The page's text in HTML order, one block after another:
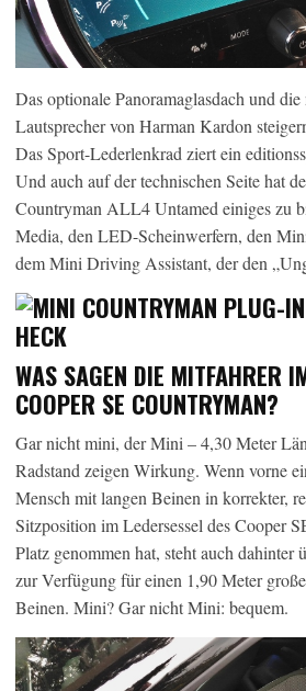
Das optionale Panoramaglasdach und
Lautsprecher von Harman Kardon
Das Sport-Lederlenkrad ziert ein
Und auch auf der technischen Seite hat
Countryman ALL4 Untamed einiges zu
Media, den LED-Scheinwerfern, den
dem Mini Driving Assistant, der den
WAS SAGEN DIE MITFAHRER
COOPER SE COUNTRYMAN?
Gar nicht mini, der Mini – 4,30 Meter
Radstand zeigen Wirkung. Wenn vorne
Mensch mit langen Beinen in korrekter,
Sitzposition im Ledersessel des Cooper
Platz genommen hat, steht auch dahinter
zur Verfügung für einen 1,90 Meter
Beinen. Mini? Gar nicht Mini: bequem.